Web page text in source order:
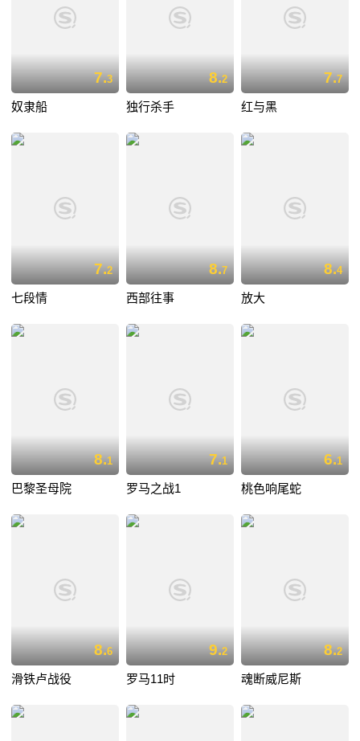
7.3
奴隶船
8.2
独行杀手
7.7
红与黑
7.2
七段情
8.7
西部往事
8.4
放大
8.1
巴黎圣母院
7.1
罗马之战1
6.1
桃色响尾蛇
8.6
滑铁卢战役
9.2
罗马11时
8.2
魂断威尼斯